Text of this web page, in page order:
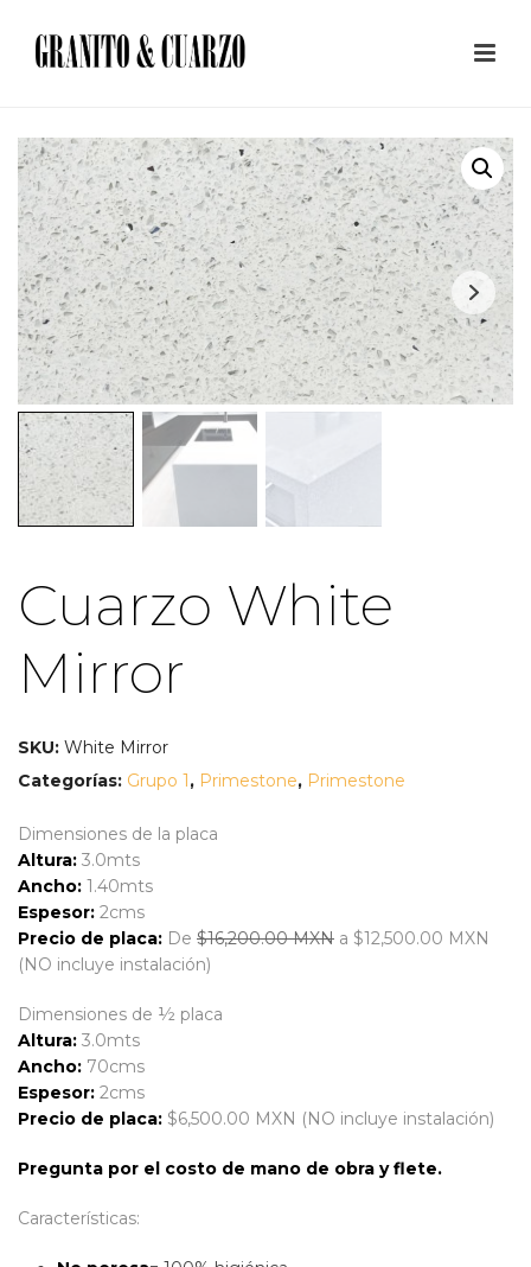
Cuarzo White
Mirror
SKU: White Mirror
Categorías: Grupo 1 , Primestone, Primestone
Dimensiones de la placa
Altura: 3.0mts
Ancho: 1.40mts
Espesor: 2cms
Precio de placa: De $16,200.00 MXN a $12,500.00 MXN
(NO incluye instalación)
Dimensiones de ½ placa
Altura: 3.0mts
Ancho: 70cms
Espesor: 2cms
Precio de placa: $6,500.00 MXN (NO incluye instalación)
Pregunta por el costo de mano de obra y flete.
Características: